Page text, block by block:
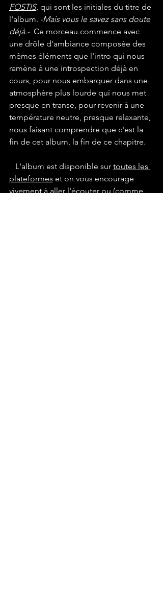
FOSTIS, qui sont les initiales du titre de
l'album. -Mais vous le savez sans doute
déjà.- Ce morceau commence avec
une drôle d'ambiance composée des
mêmes éléments que l'intro qui nous
ramène à une introspection déjà en
cours, pour nous embarquer dans une
atmosphère plus lourde qui nous met
presque en transe, pour revenir à une
température neutre, presque relaxante,
nous faisant comprendre que c'est la
fin de cet album, la fin de ce chapitre.
   L'album est disponible sur
toutes les
plateformes et on vous encourage
vivement à aller l'écouter ou (comme